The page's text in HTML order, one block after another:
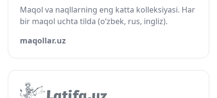
Maqol va naqllarning eng katta kolleksiyasi. Har
bir maqol uchta tilda (o‘zbek, rus, ingliz).
maqollar.uz